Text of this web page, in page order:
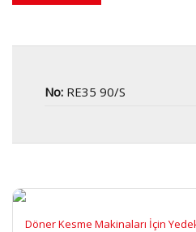
No: RE35 90/S
Döner Kesme Makinaları İçin